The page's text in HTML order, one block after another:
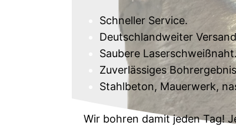
Schneller Service.
Deutschlandweiter
Saubere
Zuverlässiges
Stahlbeton, Mauerwerk,
Wir bohren damit jeden Tag!